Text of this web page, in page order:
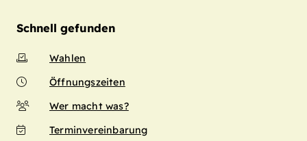
Schnell gefunden
Wahlen
Öffnungszeiten
Wer macht was?
Terminvereinbarung